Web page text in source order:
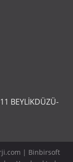
BEYLİKDÜZÜ-
| Binbirsoft